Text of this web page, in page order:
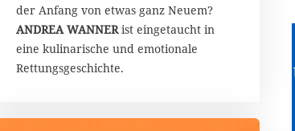
der Anfang von etwas ganz Neuem?
ANDREA WANNERist eingetaucht in
eine kulinarische und emotionale
Rettungsgeschichte.